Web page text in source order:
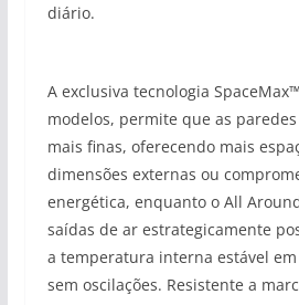
diário.
A exclusiva tecnologia
modelos, permite que as
mais finas, oferecendo mais
dimensões externas ou
energética, enquanto o All
saídas de ar estrategicamente
a temperatura interna estável
sem oscilações. Resistente a